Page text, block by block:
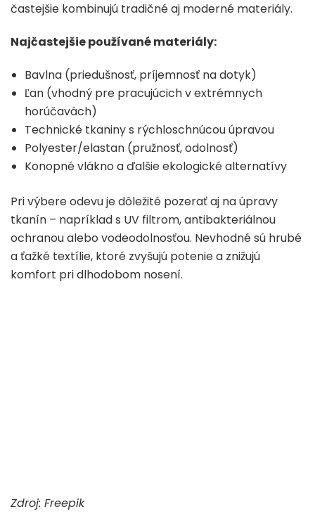
častejšie kombinujú tradičné aj moderné materiály.
Najčastejšie používané materiály:
Bavlna (priedušnosť, príjemnosť na dotyk)
Ľan (vhodný pre pracujúcich v extrémnych
horúčavách)
Technické tkaniny s rýchloschnúcou úpravou
Polyester/elastan (pružnosť, odolnosť)
Konopné vlákno a ďalšie ekologické alternatívy
Pri výbere odevu je dôležité pozerať aj na úpravy
tkanín – napríklad s UV filtrom, antibakteriálnou
ochranou alebo vodeodolnosťou. Nevhodné sú hrubé
a ťažké textílie, ktoré zvyšujú potenie a znižujú
komfort pri dlhodobom nosení.
Zdroj: Freepik